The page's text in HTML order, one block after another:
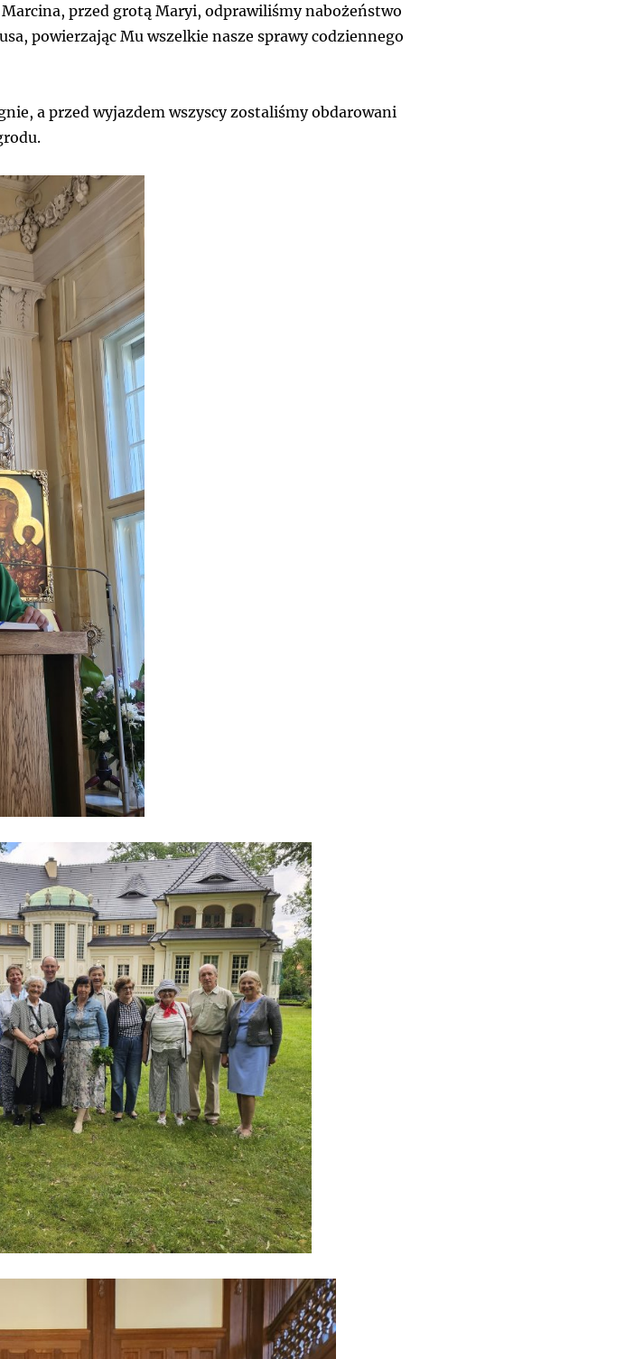
przed grotą Maryi, odprawiliśmy nabożeństwo
powierzając Mu wszelkie nasze sprawy codziennego
a przed wyjazdem wszyscy zostaliśmy obdarowani